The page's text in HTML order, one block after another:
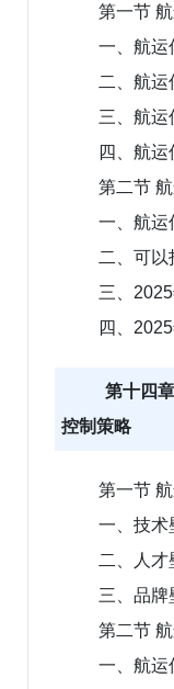
第一节
一、航运
二、航
三、航运
四、航
第二节
一、航运
二、可
三、
四、
第十四
控制策略
第一节
一、技术
二、人才
三、品牌
第二节
一、航运